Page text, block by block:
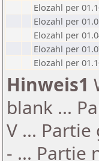
Elozahl per
Elozahl per
Elozahl per
Elozahl per
Elozahl per
Hinweis1
blank ...
V ...
- ... Partie